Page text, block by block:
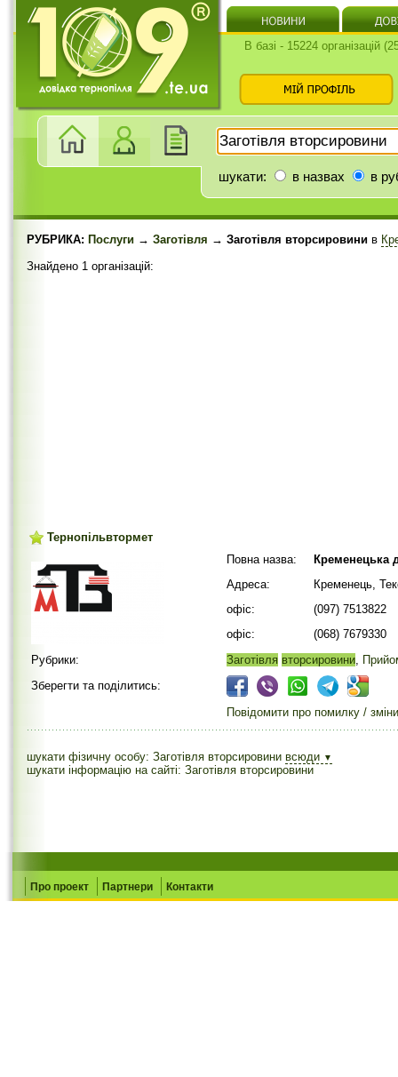
В базі - 15224 організацій
шукати: в назвах в
РУБРИКА: Послуги → Заготівля → Заготівля вторсировини в
Знайдено 1 організацій:
Тернопільвтормет
Повна назва:
Кременецька
Адреса:
Кременець,
офіс:
(097) 7513822
офіс:
(068) 7679330
Рубрики:
Заготівля вторсировини,
Зберегти та поділитись:
Повідомити про помилку / зміни
шукати фізичну особу: Заготівля вторсировини всюди ▼
шукати інформацію на сайті: Заготівля вторсировини
Про проект Партнери Контакти